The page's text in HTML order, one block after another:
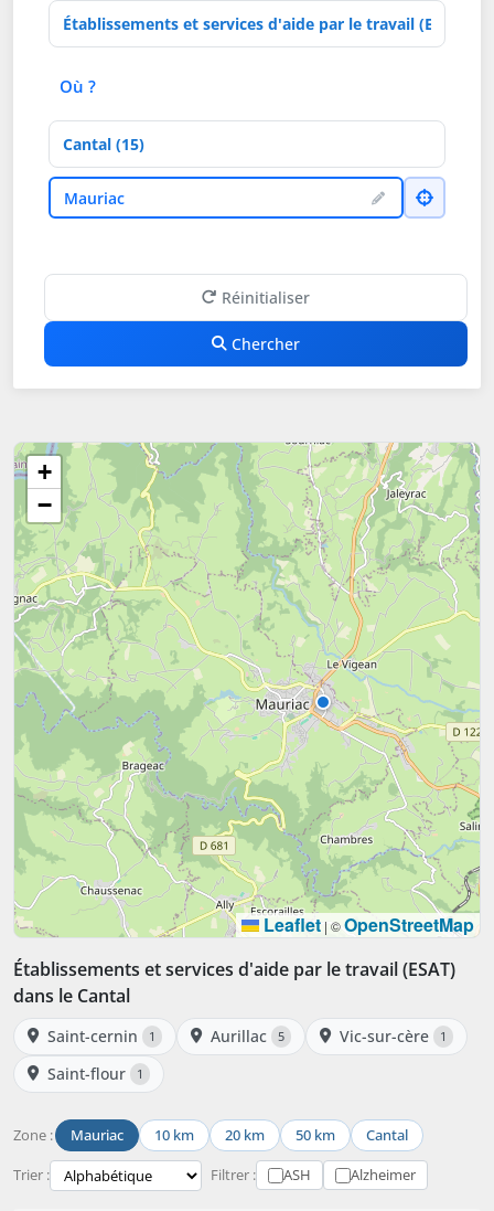
Activités de soins
Où ?
Département
VilleMauriac
Réinitialiser
Chercher
+
−
Leaflet | ©OpenStreetMap
Établissements et services d'aide par le travail (ESAT)
dans le Cantal
Saint-cernin 1 Aurillac 5 Vic-sur-cère 1
Saint-flour 1
Zone : Mauriac 10 km 20 km 50 km Cantal
Trier : Filtrer : ASH Alzheimer